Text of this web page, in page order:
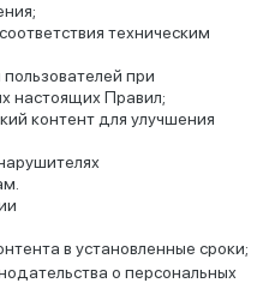
техническим
при
настоящих Правил;
контент для улучшения
в установленные сроки;
о персональных